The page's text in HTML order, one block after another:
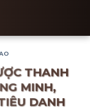
THANH
MINH,
DANH